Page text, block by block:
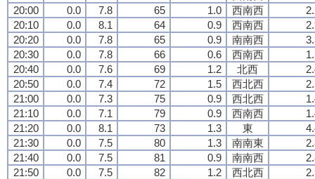
20:00
0.0 7.8 65 1.0 西南西
20:10
0.0 8.1 64 0.9 西南西
20:20
0.0 7.8 65 0.9 南南西
20:30
0.0 7.8 66 0.6 西南西
20:40
0.0 7.6 69 1.2 北西
20:50
0.0 7.4 72 1.5 西北西
21:00
0.0 7.3 75 0.9 西北西
21:10
0.0 7.1 79 0.9 西南西
21:20
0.0 8.1 73 1.3 東
21:30
0.0 7.5 80 1.3 南南東
21:40
0.0 7.5 81 0.9 南南西
21:50
0.0 7.5 82 1.2 西北西